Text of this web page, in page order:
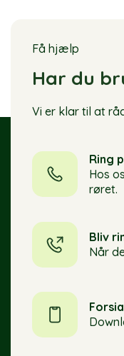
Få hjælp
Har du
Vi er klar til at
Ring
Hos
røret.
Bliv
Når